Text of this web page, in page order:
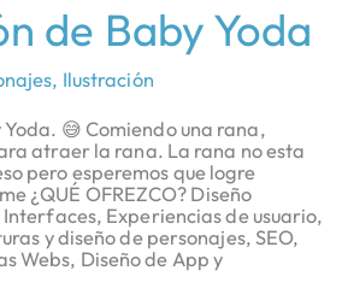
de Baby Yoda
, Ilustración
😅 Comiendo una rana,
atraer la rana. La rana no esta
pero esperemos que logre
¿QUÉ OFREZCO? Diseño
Experiencias de usuario,
y diseño de personajes, SEO,
Webs, Diseño de App y